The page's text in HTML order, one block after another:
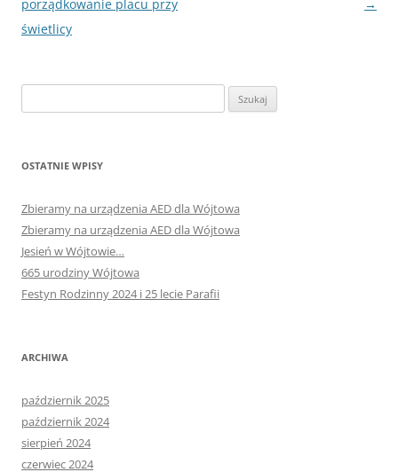
wpisu
porządkowanie placu przy
świetlicy
→
OSTATNIE WPISY
Zbieramy na urządzenia AED dla Wójtowa
Zbieramy na urządzenia AED dla Wójtowa
Jesień w Wójtowie…
665 urodziny Wójtowa
Festyn Rodzinny 2024 i 25 lecie Parafii
ARCHIWA
październik 2025
październik 2024
sierpień 2024
czerwiec 2024